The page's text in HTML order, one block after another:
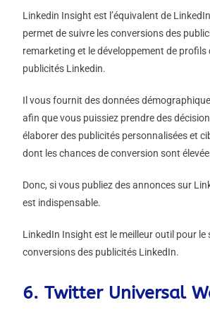
Linkedin Insight est l’équivalent de
permet de suivre les conversions des
remarketing et le développement de profils
publicités Linkedin.
Il vous fournit des données
afin que vous puissiez prendre des
élaborer des publicités personnalisées et
dont les chances de conversion sont
Donc, si vous publiez des annonces sur
est indispensable.
LinkedIn Insight est le meilleur outil pour le
conversions des publicités LinkedIn.
6. Twitter Universal